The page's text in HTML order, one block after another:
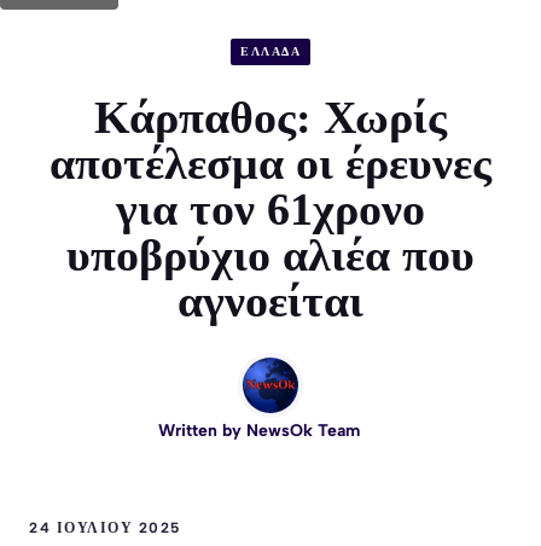
ΕΛΛΑΔΑ
Κάρπαθος: Χωρίς
αποτέλεσμα οι έρευνες
για τον 61χρονο
υποβρύχιο αλιέα που
αγνοείται
Written by NewsOk Team
24 ΙΟΥΛΊΟΥ 2025